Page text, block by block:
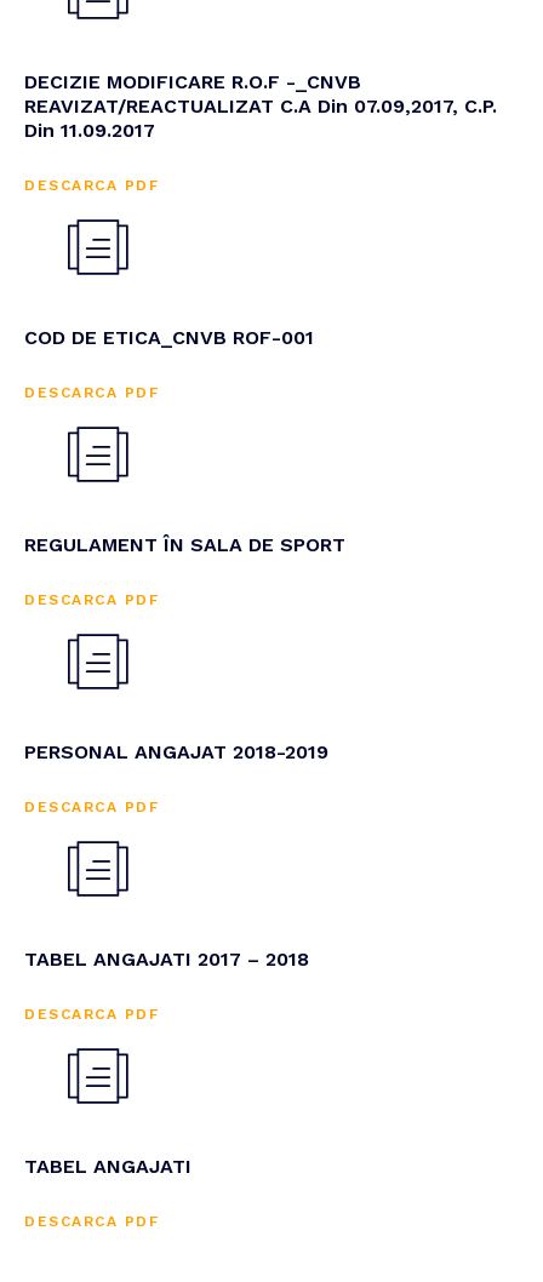
DECIZIE MODIFICARE R.O.F -_CNVB
REAVIZAT/REACTUALIZAT C.A Din 07.09,2017, C.P.
Din 11.09.2017
DESCARCA PDF
COD DE ETICA_CNVB ROF-001
DESCARCA PDF
REGULAMENT ÎN SALA DE SPORT
DESCARCA PDF
PERSONAL ANGAJAT 2018-2019
DESCARCA PDF
TABEL ANGAJATI 2017 – 2018
DESCARCA PDF
TABEL ANGAJATI
DESCARCA PDF